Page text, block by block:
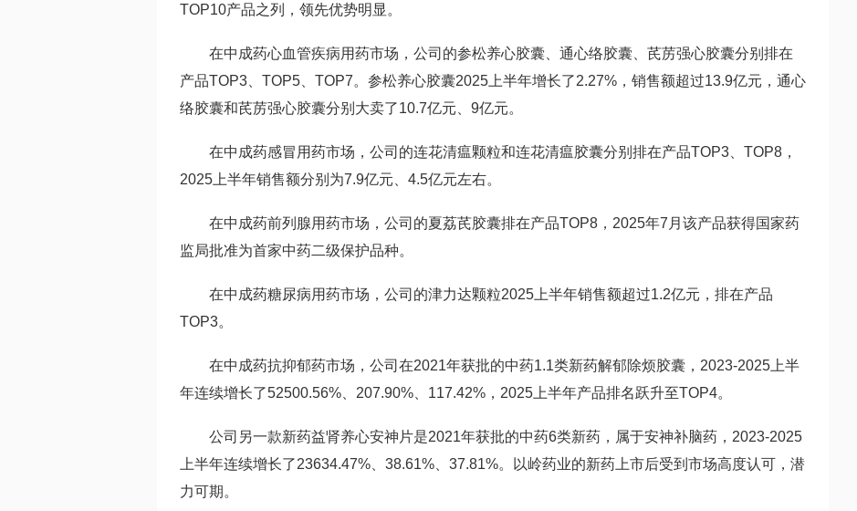
TOP10产品之列，领先优势明显。
在中成药心血管疾病用药市场，公司的参松养心胶囊、通心络胶囊、芪苈强心胶囊分别排在
产品TOP3、TOP5、TOP7。参松养心胶囊2025上半年增长了2.27%，销售额超过13.9亿元，通心
络胶囊和芪苈强心胶囊分别大卖了10.7亿元、9亿元。
在中成药感冒用药市场，公司的连花清瘟颗粒和连花清瘟胶囊分别排在产品TOP3、TOP8，
2025上半年销售额分别为7.9亿元、4.5亿元左右。
在中成药前列腺用药市场，公司的夏荔芪胶囊排在产品TOP8，2025年7月该产品获得国家药
监局批准为首家中药二级保护品种。
在中成药糖尿病用药市场，公司的津力达颗粒2025上半年销售额超过1.2亿元，排在产品
TOP3。
在中成药抗抑郁药市场，公司在2021年获批的中药1.1类新药解郁除烦胶囊，2023-2025上半
年连续增长了52500.56%、207.90%、117.42%，2025上半年产品排名跃升至TOP4。
公司另一款新药益肾养心安神片是2021年获批的中药6类新药，属于安神补脑药，2023-2025
上半年连续增长了23634.47%、38.61%、37.81%。以岭药业的新药上市后受到市场高度认可，潜
力可期。